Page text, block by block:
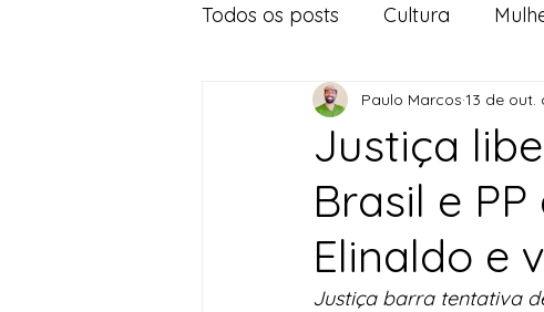
Todos os posts Cultura
Entrevistas Movimentos
Cidades Cultura Saúde
Desenvolvimento Territorial
Justiça
Brasil e
Elinaldo e
Paulo Marcos 13 de out.
Justiça barra tentativa